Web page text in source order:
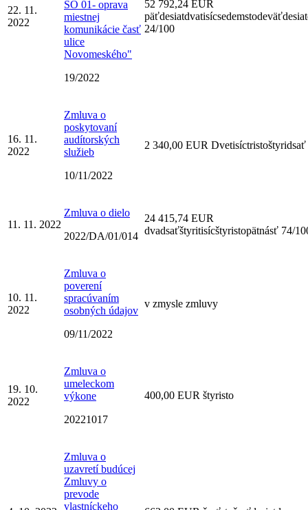
22. 11.
2022
SO 01- oprava
miestnej
komunikácie časť
ulice
Novomeského"
19/2022
52 792,24 EUR
24/100
16. 11.
2022
Zmluva o
poskytovaní
audítorských
služieb
10/11/2022
2 340,00 EUR Dvetisíctristoštyridsať
11. 11. 2022
Zmluva o dielo
2022/DA/01/014
24 415,74 EUR
dvadsaťštyritisícštyristopätnásť 74/
10. 11.
2022
Zmluva o
poverení
spracúvaním
osobných údajov
09/11/2022
v zmysle zmluvy
19. 10.
2022
Zmluva o
umeleckom
výkone
20221017
400,00 EUR štyristo
Zmluva o
uzavretí budúcej
Zmluvy o
prevode
vlastníckeho